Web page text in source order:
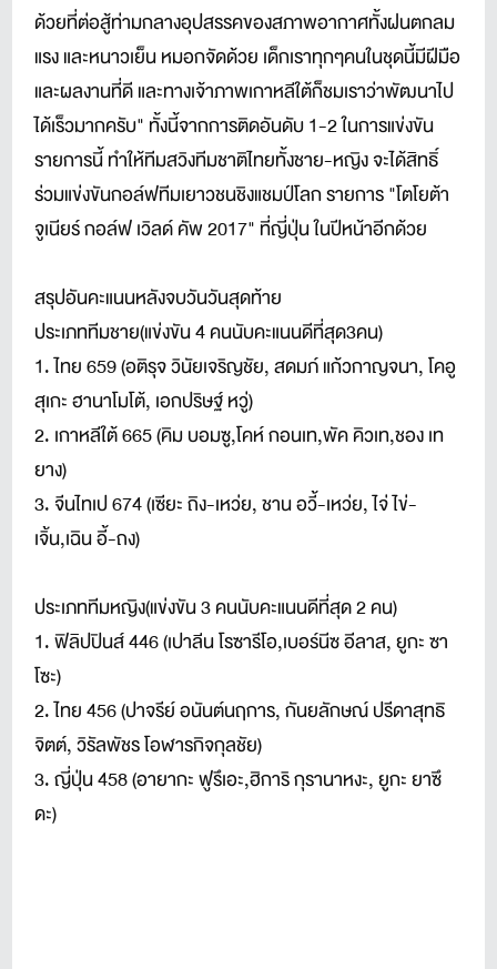
ด้วยที่ต่อสู้ท่ามกลางอุปสรรคของสภาพอากาศทั้งฝนตกลม
แรง และหนาวเย็น หมอกจัดด้วย เด็กเราทุกๆคนในชุดนี้มีฝีมือ
และผลงานที่ดี และทางเจ้าภาพเกาหลีใต้ก็ชมเราว่าพัฒนาไป
ได้เร็วมากครับ" ทั้งนี้จากการติดอันดับ 1-2 ในการแข่งขัน
รายการนี้ ทำให้ทีมสวิงทีมชาติไทยทั้งชาย-หญิง จะได้สิทธิ์
ร่วมแข่งขันกอล์ฟทีมเยาวชนชิงแชมป์โลก รายการ "โตโยต้า
จูเนียร์ กอล์ฟ เวิลด์ คัพ 2017" ที่ญี่ปุ่น ในปีหน้าอีกด้วย
สรุปอันคะแนนหลังจบวันวันสุดท้าย
ประเภททีมชาย(แข่งขัน 4 คนนับคะแนนดีที่สุด3คน)
1. ไทย 659 (อติรุจ วินัยเจริญชัย, สดมภ์ แก้วกาญจนา, โคอู
สุเกะ ฮานาโมโต้, เอกปริษฐ์ หวู่)
2. เกาหลีใต้ 665 (คิม บอมซู,โคห์ กอนเท,พัค คิวเท,ชอง เท
ยาง)
3. จีนไทเป 674 (เซียะ ถิง-เหว่ย, ชาน อวี้-เหว่ย, ไจ่ ไข่-
เจิ้น,เฉิน อี้-ถง)
ประเภททีมหญิง(แข่งขัน 3 คนนับคะแนนดีที่สุด 2 คน)
1. ฟิลิปปินส์ 446 (เปาลีน โรซารีโอ,เบอร์นีซ อีลาส, ยูกะ ซา
โซะ)
2. ไทย 456 (ปาจรีย์ อนันต์นฤการ, กันยลักษณ์ ปรีดาสุทธิ
จิตต์, วิรัลพัชร โอฬารกิจกุลชัย)
3. ญี่ปุ่น 458 (อายากะ ฟูรึเอะ,ฮิการิ กุรานาหงะ, ยูกะ ยาซึ
ดะ)